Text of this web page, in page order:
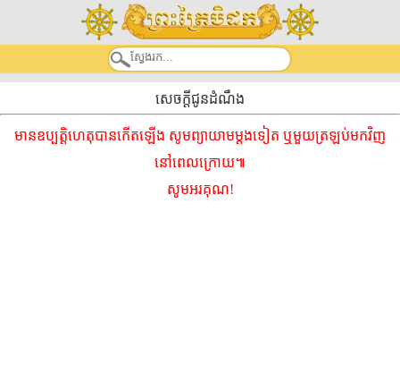
សេចក្តីជូនដំណឹង
មានឧប្បត្តិហេតុបានកើតឡើង សូមព្យាយាមម្ដងទៀត ឬមួយត្រឡប់មកវិញ
នៅពេលក្រោយ៕
សូមអរគុណ!